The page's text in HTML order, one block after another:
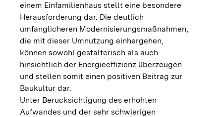
einem Einfamilienhaus stellt eine besondere
Herausforderung dar. Die deutlich
umfänglicheren Modernisierungsmaßnahmen,
die mit dieser Umnutzung einhergehen,
können sowohl gestalterisch als auch
hinsichtlich der Energieeffizienz überzeugen
und stellen somit einen positiven Beitrag zur
Baukultur dar.
Unter Berücksichtigung des erhöhten
Aufwandes und der sehr schwierigen